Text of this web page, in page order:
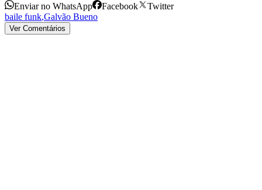
Enviar no WhatsApp Facebook
Twitter
baile funk,Galvão Bueno
Ver Comentários